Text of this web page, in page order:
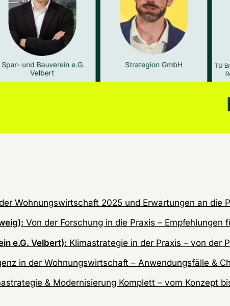
Wohnungswirtschaft 2025 und Erwartungen an die
Von der Forschung in die Praxis – Empfehlungen
e.G. Velbert): Klimastrategie in der Praxis – von der
in der Wohnungswirtschaft – Anwendungsfälle &
& Modernisierung Komplett – vom Konzept